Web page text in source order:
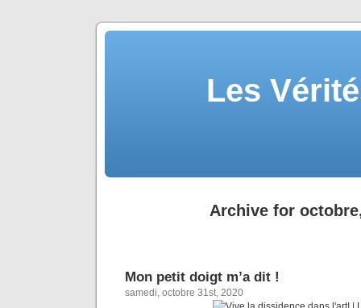
Les
Archive for
Mon petit doigt m’a dit !
samedi, octobre 31st, 2020